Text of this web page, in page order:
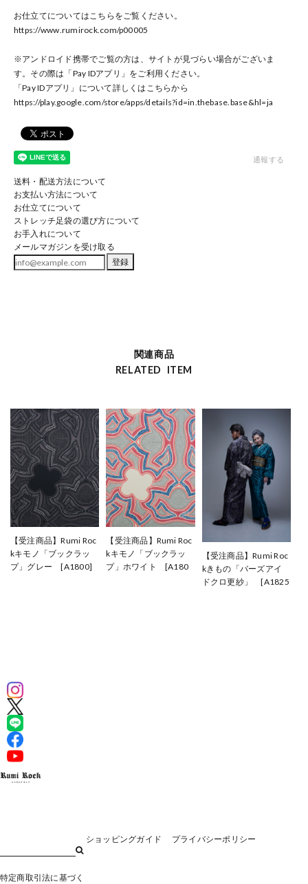
お仕立てについてはこちらをご覧ください。
https://www.rumirock.com/p00005
※アンドロイド携帯でご覧の方は、サイトが見づらい場合がございま
す。その際は「Pay IDアプリ」をご利用ください。
「Pay IDアプリ」について詳しくはこちらから
https://play.google.com/store/apps/details?id=in.thebase.base&hl=ja
通報する
送料・配送方法について
お支払い方法について
お仕立てについて
ストレッチ足袋の選び方について
お手入れについて
メールマガジンを受け取る
登録
関連商品
RELATED ITEM
【受注商品】Rumi Roc
kキモノ「ブックラッ
プ」グレー [A1800]
【受注商品】Rumi Roc
kキモノ「ブックラッ
プ」ホワイト [A180
【受注商品】Rumi Roc
kきもの「バーズアイ
ドクロ更紗」 [A1825
ショッピングガイド プライバシーポリシー
特定商取引法に基づく